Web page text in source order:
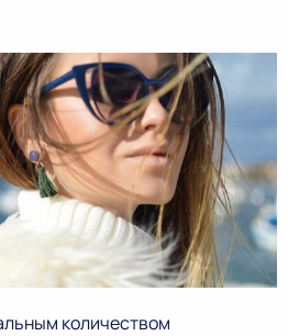
количеством